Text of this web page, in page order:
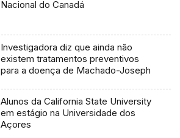
Nacional do Canadá
Investigadora diz que ainda não
existem tratamentos preventivos
para a doença de Machado-Joseph
Alunos da California State University
em estágio na Universidade dos
Açores